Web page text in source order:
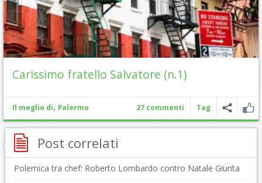
Carissimo fratello Salvatore (n.1)
Il meglio di, Palermo 27 commenti Tag
Post correlati
Polemica tra chef: Roberto Lombardo contro Natale Giunta